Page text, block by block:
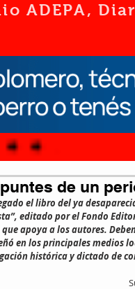
ADEPA,
de un
el libro del ya
editado por el Fondo
apoya a los autores.
en los principales medios
histórica y dictado de